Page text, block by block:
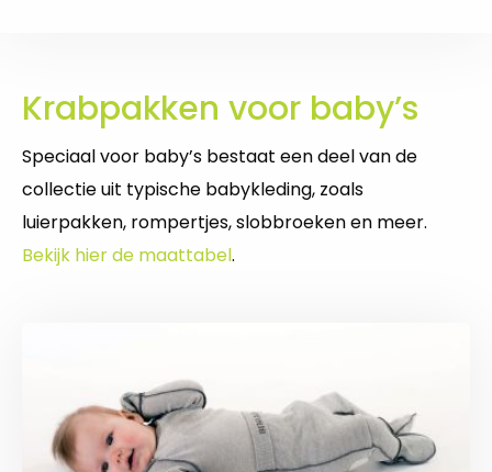
Krabpakken voor baby’s
Speciaal voor baby’s bestaat een deel van de
collectie uit typische babykleding, zoals
luierpakken, rompertjes, slobbroeken en meer.
Bekijk hier de maattabel.